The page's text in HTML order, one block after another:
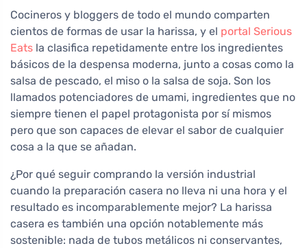
Cocineros y bloggers de todo el mundo comparten
cientos de formas de usar la harissa, y el portal Serious
Eats la clasifica repetidamente entre los ingredientes
básicos de la despensa moderna, junto a cosas como la
salsa de pescado, el miso o la salsa de soja. Son los
llamados potenciadores de umami, ingredientes que no
siempre tienen el papel protagonista por sí mismos
pero que son capaces de elevar el sabor de cualquier
cosa a la que se añadan.
¿Por qué seguir comprando la versión industrial
cuando la preparación casera no lleva ni una hora y el
resultado es incomparablemente mejor? La harissa
casera es también una opción notablemente más
sostenible: nada de tubos metálicos ni conservantes,